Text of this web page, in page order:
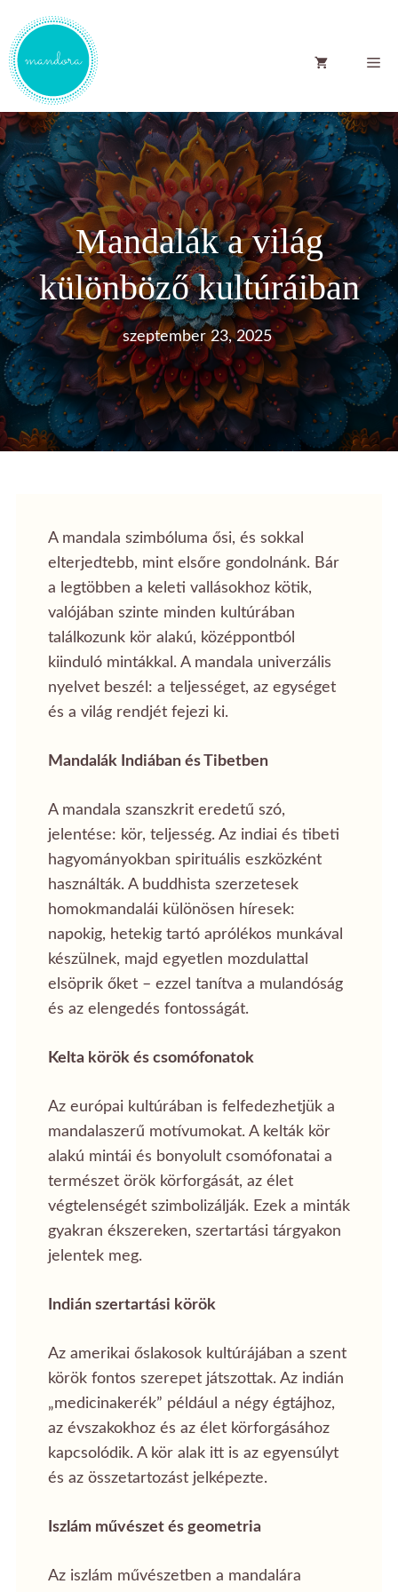
Kilépés
tartalomba
Mandalák a világ
különböző kultúráiban
szeptember 23, 2025
A mandala szimbóluma ősi, és sokkal
elterjedtebb, mint elsőre gondolnánk. Bár
a legtöbben a keleti vallásokhoz kötik,
valójában szinte minden kultúrában
találkozunk kör alakú, középpontból
kiinduló mintákkal. A mandala univerzális
nyelvet beszél: a teljességet, az egységet
és a világ rendjét fejezi ki.
Mandalák Indiában és Tibetben
A mandala szanszkrit eredetű szó,
jelentése: kör, teljesség. Az indiai és tibeti
hagyományokban spirituális eszközként
használták. A buddhista szerzetesek
homokmandalái különösen híresek:
napokig, hetekig tartó aprólékos munkával
készülnek, majd egyetlen mozdulattal
elsöprik őket – ezzel tanítva a mulandóság
és az elengedés fontosságát.
Kelta körök és csomófonatok
Az európai kultúrában is felfedezhetjük a
mandalaszerű motívumokat. A kelták kör
alakú mintái és bonyolult csomófonatai a
természet örök körforgását, az élet
végtelenségét szimbolizálják. Ezek a minták
gyakran ékszereken, szertartási tárgyakon
jelentek meg.
Indián szertartási körök
Az amerikai őslakosok kultúrájában a szent
körök fontos szerepet játszottak. Az indián
„medicinakerék” például a négy égtájhoz,
az évszakokhoz és az élet körforgásához
kapcsolódik. A kör alak itt is az egyensúlyt
és az összetartozást jelképezte.
Iszlám művészet és geometria
Az iszlám művészetben a mandalára